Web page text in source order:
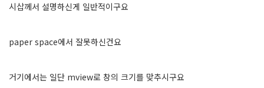
시삽께서 설명하신게 일반적이구요
paper space에서 잘못하신건요
거기에서는 일단 mview로 창의 크기를 맞추시구요